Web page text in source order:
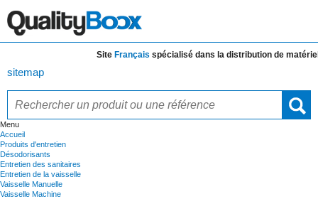
SiteFrançaisspécialisé dans la distribution dematériels
sitemap
Menu
Accueil
Produits d'entretien
Désodorisants
Entretien des sanitaires
Entretien de la vaisselle
Vaisselle Manuelle
Vaisselle Machine